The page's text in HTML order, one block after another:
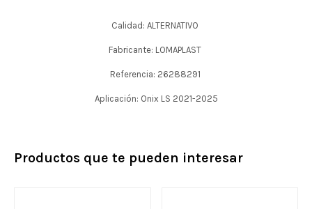
Calidad: ALTERNATIVO
Fabricante: LOMAPLAST
Referencia: 26288291
Aplicación: Onix LS 2021-2025
Productos que te pueden interesar